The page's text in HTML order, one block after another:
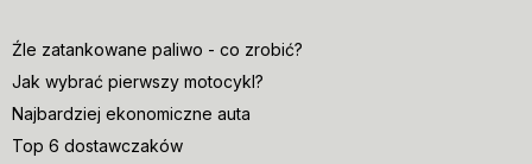
Źle zatankowane paliwo - co zrobić?
Jak wybrać pierwszy motocykl?
Najbardziej ekonomiczne auta
Top 6 dostawczaków